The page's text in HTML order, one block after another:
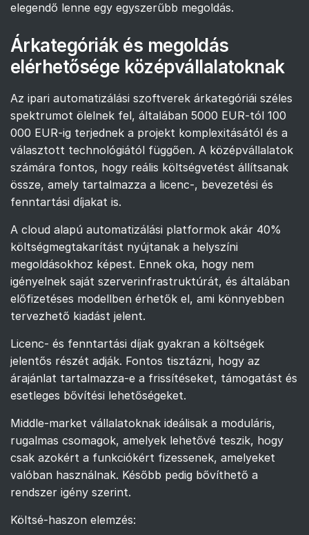
elegendő lenne egy egyszerűbb megoldás.
Árkategóriák és megoldás
elérhetősége középvállalatoknak
Az ipari automatizálási szoftverek árkategóriái széles
spektrumot ölelnek fel, általában 5000 EUR-tól 100
000 EUR-ig terjednek a projekt komplexitásától és a
választott technológiától függően. A középvállalatok
számára fontos, hogy reális költségvetést állítsanak
össze, amely tartalmazza a licenc-, bevezetési és
fenntartási díjakat is.
A cloud alapú automatizálási platformok akár 40%
költségmegtakarítást nyújtanak a helyszíni
megoldásokhoz képest. Ennek oka, hogy nem
igényelnek saját szerverinfrastruktúrát, és általában
előfizetéses modellben érhetők el, ami könnyebben
tervezhető kiadást jelent.
Licenc- és fenntartási díjak gyakran a költségek
jelentős részét adják. Fontos tisztázni, hogy az
árajánlat tartalmazza-e a frissítéseket, támogatást és
esetleges bővítési lehetőségeket.
Middle-market vállalatoknak ideálisak a moduláris,
rugalmas csomagok, amelyek lehetővé teszik, hogy
csak azokért a funkciókért fizessenek, amelyeket
valóban használnak. Később pedig bővíthető a
rendszer igény szerint.
Költsé-haszon elemzés: